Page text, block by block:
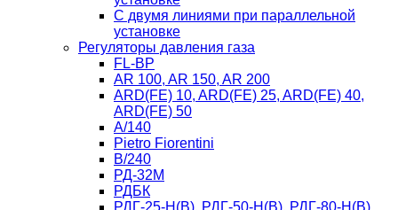
C двумя линиями при параллельной
установке
Регуляторы давления газа
FL-BP
AR 100, AR 150, AR 200
ARD(FE) 10, ARD(FE) 25, ARD(FE) 40,
ARD(FE) 50
A/140
Рietro Fiorentini
B/240
РД-32М
РДБК
РДГ-25-Н(В), РДГ-50-Н(В), РДГ-80-Н(В)